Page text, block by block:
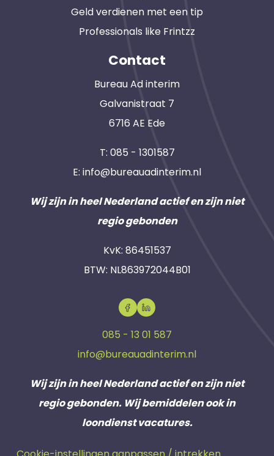
Geld verdienen met een tip
Professionals like Frintzz
Contact
Bureau Ad interim
Galvanistraat 7
6716 AE Ede
T: 085 - 1301587
E: info@bureauadinterim.nl
Wij zijn in heel Nederland actief en zijn niet
regio gebonden
KvK: 86451537
BTW: NL863972044B01
085 - 13 01 587
info@bureauadinterim.nl
Wij zijn in heel Nederland actief en zijn niet
regio gebonden. Wij bemiddelen ook in
loondienst vacatures.